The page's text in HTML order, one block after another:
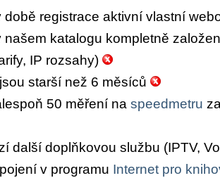
době registrace aktivní vlastní
našem katalogu kompletně
IP rozsahy)
starší než 6 měsíců
50 měření na speedmetru
další doplňkovou službu (IPTV,
v programu Internet pro